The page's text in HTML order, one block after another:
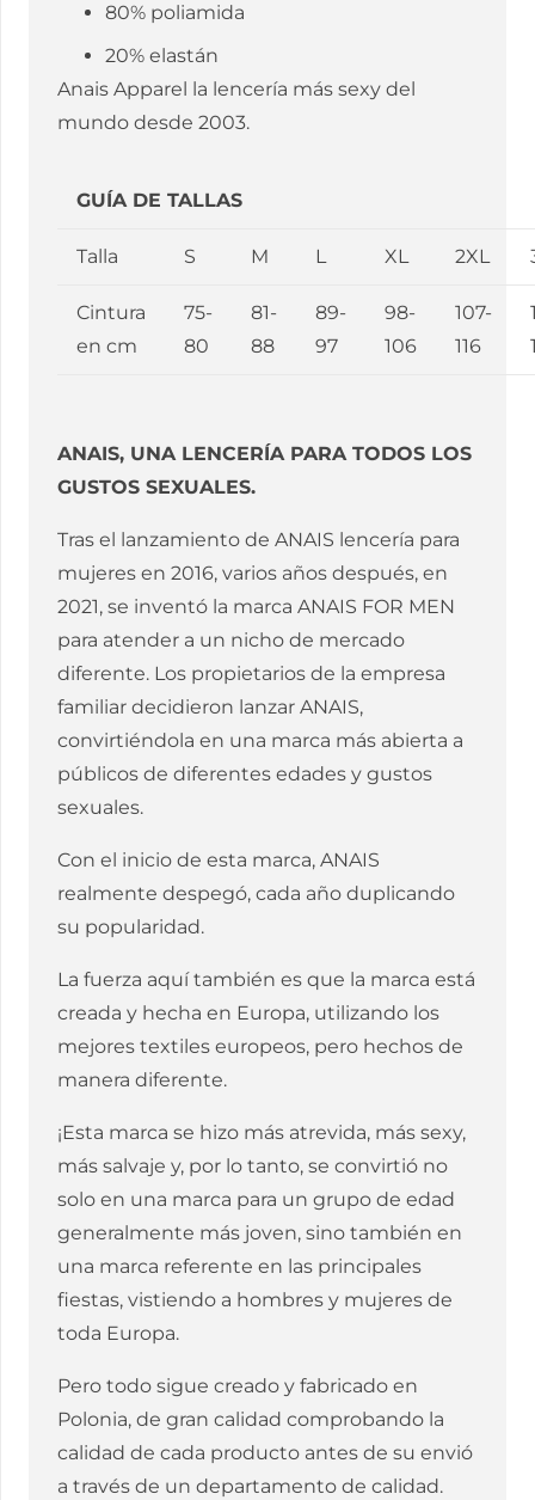
80% poliamida
20% elastán
Anais Apparel la lencería más sexy del
mundo desde 2003.
GUÍA DE TALLAS
Talla S M L XL 2XL
Cintura
en cm
75-
80
81-
88
89-
97
98-
106
107-
116
ANAIS, UNA LENCERÍA PARA TODOS LOS
GUSTOS SEXUALES.
Tras el lanzamiento de ANAIS lencería para
mujeres en 2016, varios años después, en
2021, se inventó la marca ANAIS FOR MEN
para atender a un nicho de mercado
diferente. Los propietarios de la empresa
familiar decidieron lanzar ANAIS,
convirtiéndola en una marca más abierta a
públicos de diferentes edades y gustos
sexuales.
Con el inicio de esta marca, ANAIS
realmente despegó, cada año duplicando
su popularidad.
La fuerza aquí también es que la marca está
creada y hecha en Europa, utilizando los
mejores textiles europeos, pero hechos de
manera diferente.
¡Esta marca se hizo más atrevida, más sexy,
más salvaje y, por lo tanto, se convirtió no
solo en una marca para un grupo de edad
generalmente más joven, sino también en
una marca referente en las principales
fiestas, vistiendo a hombres y mujeres de
toda Europa.
Pero todo sigue creado y fabricado en
Polonia, de gran calidad comprobando la
calidad de cada producto antes de su envió
a través de un departamento de calidad.